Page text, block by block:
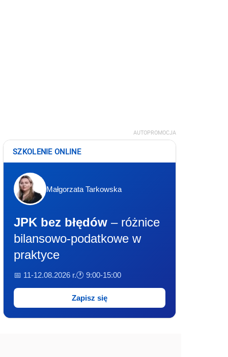
AUTOPROMOCJA
SZKOLENIE ONLINE
Małgorzata Tarkowska
JPK bez błędów – różnice
bilansowo-podatkowe w
praktyce
📅 11-12.08.2026 r.🕐 9:00-15:00
Zapisz się